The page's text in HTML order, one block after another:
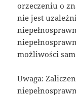
orzeczeniu o
nie jest
możliwości
Uwaga: